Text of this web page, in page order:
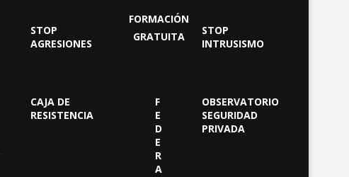
STOP
AGRESIONES
FORMACIÓN
GRATUITA
STOP
INTRUSISMO
CAJA DE
RESISTENCIA
F
E
D
E
R
A
OBSERVATORIO
SEGURIDAD
PRIVADA